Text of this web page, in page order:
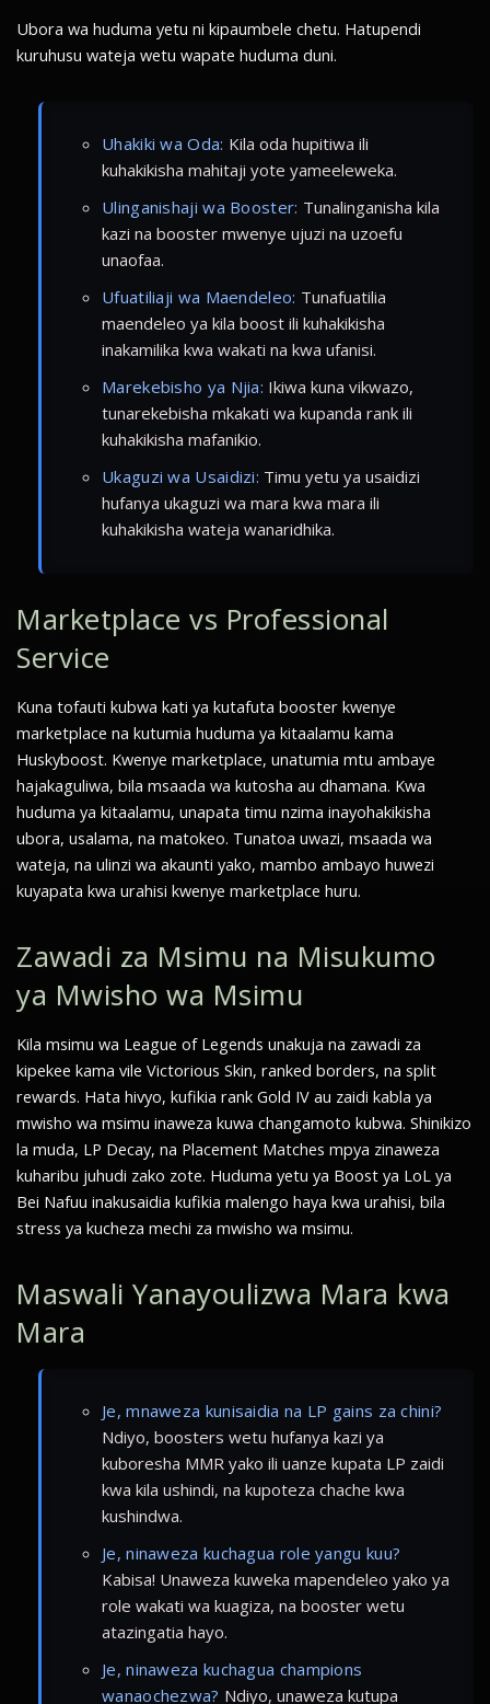
Ubora wa huduma yetu ni kipaumbele chetu. Hatupendi
kuruhusu wateja wetu wapate huduma duni.
Uhakiki wa Oda: Kila oda hupitiwa ili
kuhakikisha mahitaji yote yameeleweka.
Ulinganishaji wa Booster: Tunalinganisha kila
kazi na booster mwenye ujuzi na uzoefu
unaofaa.
Ufuatiliaji wa Maendeleo: Tunafuatilia
maendeleo ya kila boost ili kuhakikisha
inakamilika kwa wakati na kwa ufanisi.
Marekebisho ya Njia: Ikiwa kuna vikwazo,
tunarekebisha mkakati wa kupanda rank ili
kuhakikisha mafanikio.
Ukaguzi wa Usaidizi: Timu yetu ya usaidizi
hufanya ukaguzi wa mara kwa mara ili
kuhakikisha wateja wanaridhika.
Marketplace vs Professional
Service
Kuna tofauti kubwa kati ya kutafuta booster kwenye
marketplace na kutumia huduma ya kitaalamu kama
Huskyboost. Kwenye marketplace, unatumia mtu ambaye
hajakaguliwa, bila msaada wa kutosha au dhamana. Kwa
huduma ya kitaalamu, unapata timu nzima inayohakikisha
ubora, usalama, na matokeo. Tunatoa uwazi, msaada wa
wateja, na ulinzi wa akaunti yako, mambo ambayo huwezi
kuyapata kwa urahisi kwenye marketplace huru.
Zawadi za Msimu na Misukumo
ya Mwisho wa Msimu
Kila msimu wa League of Legends unakuja na zawadi za
kipekee kama vile Victorious Skin, ranked borders, na split
rewards. Hata hivyo, kufikia rank Gold IV au zaidi kabla ya
mwisho wa msimu inaweza kuwa changamoto kubwa. Shinikizo
la muda, LP Decay, na Placement Matches mpya zinaweza
kuharibu juhudi zako zote. Huduma yetu ya Boost ya LoL ya
Bei Nafuu inakusaidia kufikia malengo haya kwa urahisi, bila
stress ya kucheza mechi za mwisho wa msimu.
Maswali Yanayoulizwa Mara kwa
Mara
Je, mnaweza kunisaidia na LP gains za chini?
Ndiyo, boosters wetu hufanya kazi ya
kuboresha MMR yako ili uanze kupata LP zaidi
kwa kila ushindi, na kupoteza chache kwa
kushindwa.
Je, ninaweza kuchagua role yangu kuu?
Kabisa! Unaweza kuweka mapendeleo yako ya
role wakati wa kuagiza, na booster wetu
atazingatia hayo.
Je, ninaweza kuchagua champions
wanaochezwa? Ndiyo, unaweza kutupa